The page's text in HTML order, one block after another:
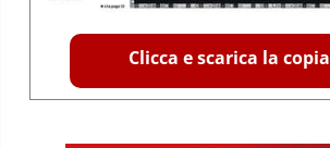
Clicca e scarica la copia